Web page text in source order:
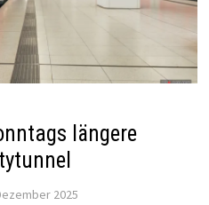
längere
2025